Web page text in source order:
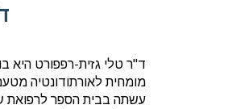
ד"ר טלי גזית-רפפורט היא
מומחית לאורתודונטיה
עשתה בבית הספר לרפואת